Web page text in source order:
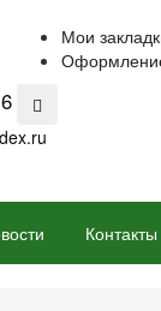
Мои
Контакты